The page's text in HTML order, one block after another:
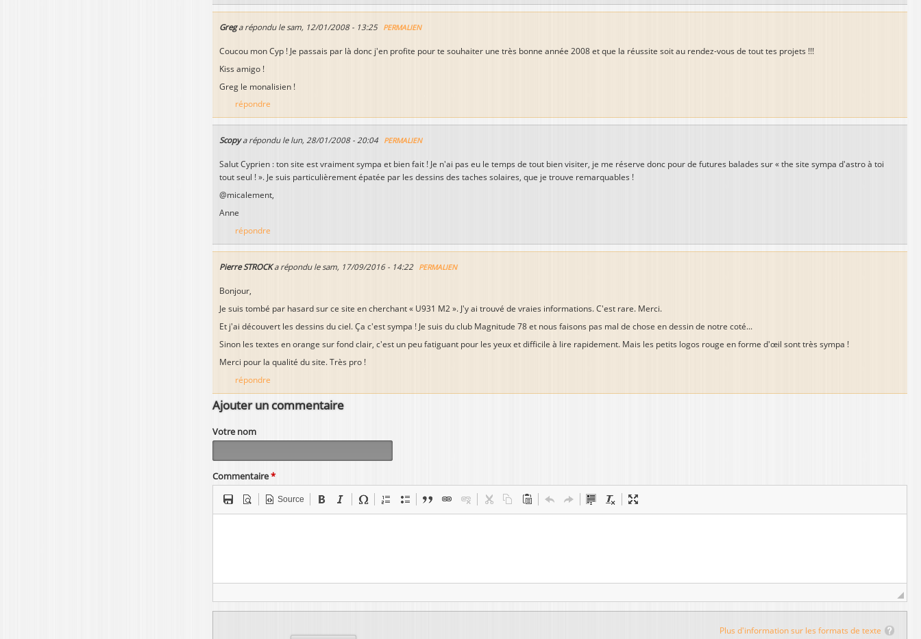
Grega répondu le sam, 12/01/2008 - 13:25 PERMALIEN
Coucou mon Cyp ! Je passais par là donc j'en profite pour te souhaiter une très bonne année 2008 et que la réussite soit au rendez-vous de tout tes projets !!!
Kiss amigo !
Greg le monalisien !
répondre
Scopya répondu le lun, 28/01/2008 - 20:04 PERMALIEN
Salut Cyprien : ton site est vraiment sympa et bien fait ! Je n'ai pas eu le temps de tout bien visiter, je me réserve donc pour de futures balades sur « the site sympa d'astro à toi
tout seul ! ». Je suis particulièrement épatée par les dessins des taches solaires, que je trouve remarquables !
@micalement,
Anne
répondre
Pierre STROCKa répondu lesam, 17/09/2016 - 14:22 PERMALIEN
Bonjour,
Je suis tombé par hasard sur ce site en cherchant « U931 M2 ». J'y ai trouvé de vraies informations. C'est rare. Merci.
Et j'ai découvert les dessins du ciel. Ça c'est sympa ! Je suis du club Magnitude 78 et nous faisons pas mal de chose en dessin de notre coté...
Sinon les textes en orange sur fond clair, c'est un peu fatiguant pour les yeux et difficile à lire rapidement. Mais les petits logos rouge en forme d'œil sont très sympa !
Merci pour la qualité du site. Très pro !
répondre
Ajouter un commentaire
Votre nom
Commentaire*
Source
Plus d'information sur les formats de texte